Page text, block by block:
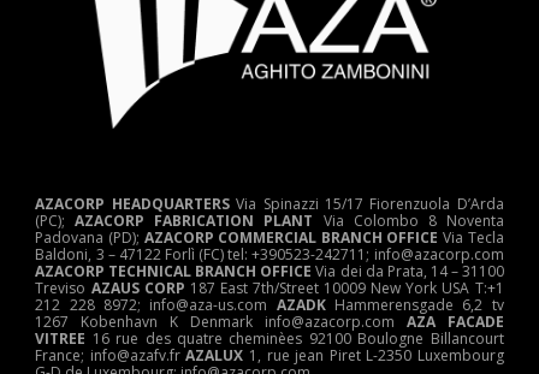
AZACORP HEADQUARTERSVia Spinazzi 15/17 Fiorenzuola D’Arda
(PC);AZACORP FABRICATION PLANT Via Colombo 8 Noventa
Padovana (PD); AZACORP COMMERCIAL BRANCH OFFICE Via Tecla
Baldoni, 3 – 47122 Forlì (FC) tel: +390523-242711; info@azacorp.com
AZACORP TECHNICAL BRANCH OFFICE Via dei da Prata, 14 – 31100
Treviso AZAUS CORP 187 East 7th/Street 10009 New York USA T:+1
212 228 8972; info@aza-us.com AZADKHammerensgade 6,2 tv
1267 Kobenhavn K Denmark info@azacorp.com AZA FACADE
VITREE 16 rue des quatre cheminèes 92100 Boulogne Billancourt
France; info@azafv.frAZALUX 1, rue jean Piret L-2350 Luxembourg